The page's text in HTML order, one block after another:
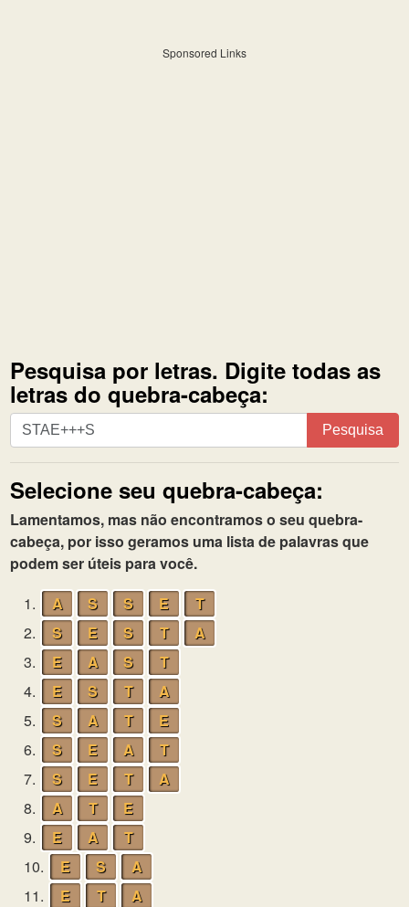
Sponsored Links
Pesquisa por letras. Digite todas as
letras do quebra-cabeça:
Pesquisa
por
letras.
Digite
todas
as
letras
do
quebra-
cabeça:
Pesquisa
Selecione seu quebra-cabeça:
Lamentamos, mas não encontramos o seu quebra-
cabeça, por isso geramos uma lista de palavras que
podem ser úteis para você.
1.
A S S E
T
2.
S E S T
A
3.
E A S
T
4.
E S T
A
5.
S A T
E
6.
S E A
T
7.
S E T
A
8.
A T
E
9.
E A
T
10.
E S
A
11.
E T
A